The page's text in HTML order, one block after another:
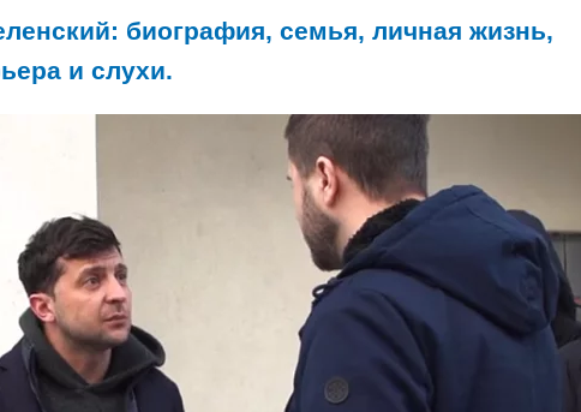
биография, семья, личная жизнь,
и слухи.